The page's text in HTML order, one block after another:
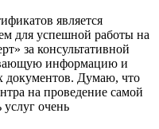
является
для успешной работы на
за консультативной
информацию и
документов. Думаю, что
на проведение самой
очень